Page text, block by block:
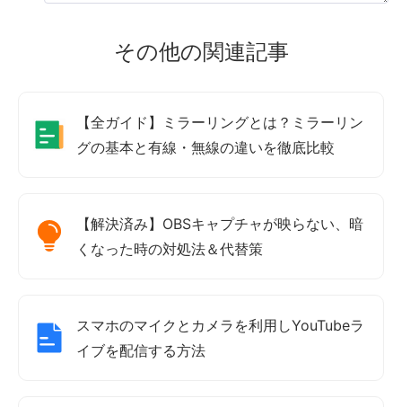
その他の関連記事
【全ガイド】ミラーリングとは？ミラーリン
グの基本と有線・無線の違いを徹底比較
【解決済み】OBSキャプチャが映らない、暗
くなった時の対処法＆代替策
スマホのマイクとカメラを利用しYouTubeラ
イブを配信する方法